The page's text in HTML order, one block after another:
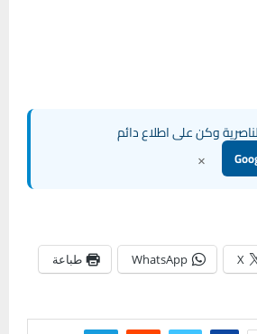
وكن على اطلاع دائم
×
X
WhatsApp طباعة